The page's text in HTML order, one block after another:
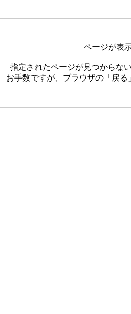
ページが表
指定されたページが見つからな
お手数ですが、ブラウザの「戻